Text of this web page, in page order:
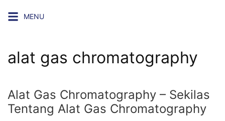
MENU
alat gas chromatography
Alat Gas Chromatography – Sekilas
Tentang Alat Gas Chromatography